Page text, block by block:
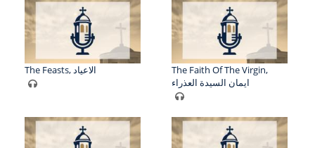
The Feasts, الاعياد
The Faith Of The Virgin,
ايمان السيدة العذراء